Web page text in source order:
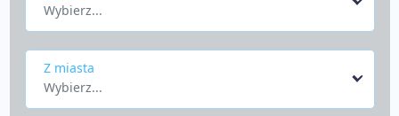
Wybierz...
Z miasta
Wybierz...